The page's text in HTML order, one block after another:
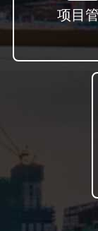
项目